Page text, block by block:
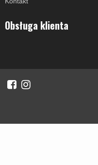
Obsługa klienta